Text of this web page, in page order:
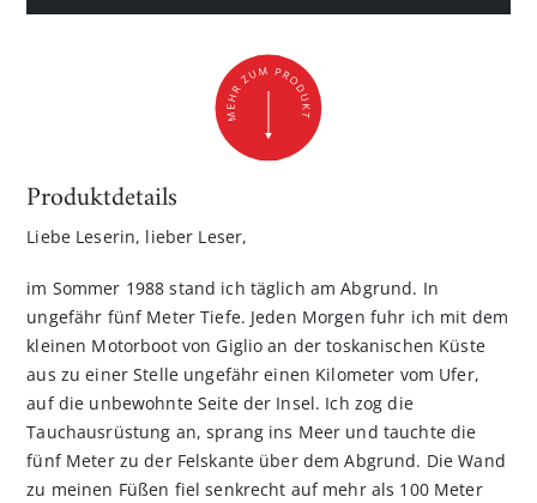
Produktdetails
Liebe Leserin, lieber Leser,
im Sommer 1988 stand ich täglich am Abgrund. In
ungefähr fünf Meter Tiefe. Jeden Morgen fuhr ich mit dem
kleinen Motorboot von Giglio an der toskanischen Küste
aus zu einer Stelle ungefähr einen Kilometer vom Ufer,
auf die unbewohnte Seite der Insel. Ich zog die
Tauchausrüstung an, sprang ins Meer und tauchte die
fünf Meter zu der Felskante über dem Abgrund. Die Wand
zu meinen Füßen fiel senkrecht auf mehr als 100 Meter